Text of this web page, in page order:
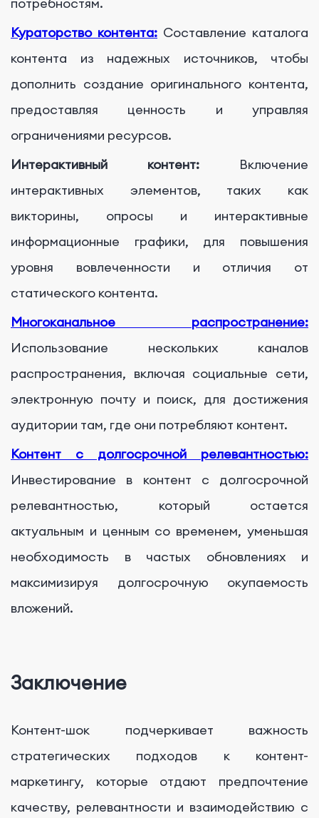
потребностям.
Кураторство контента: Составление каталога
контента из надежных источников, чтобы
дополнить создание оригинального контента,
предоставляя ценность и управляя
ограничениями ресурсов.
Интерактивный контент: Включение
интерактивных элементов, таких как
викторины, опросы и интерактивные
информационные графики, для повышения
уровня вовлеченности и отличия от
статического контента.
Многоканальное распространение:
Использование нескольких каналов
распространения, включая социальные сети,
электронную почту и поиск, для достижения
аудитории там, где они потребляют контент.
Контент с долгосрочной релевантностью:
Инвестирование в контент с долгосрочной
релевантностью, который остается
актуальным и ценным со временем, уменьшая
необходимость в частых обновлениях и
максимизируя долгосрочную окупаемость
вложений.
Заключение
Контент-шок подчеркивает важность
стратегических подходов к контент-
маркетингу, которые отдают предпочтение
качеству, релевантности и взаимодействию с